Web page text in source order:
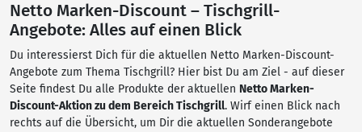
Netto Marken-Discount – Tischgrill-
Angebote: Alles auf einen Blick
Du interessierst Dich für die aktuellen Netto Marken-Discount-
Angebote zum Thema Tischgrill? Hier bist Du am Ziel - auf dieser
Seite findest Du alle Produkte der aktuellen Netto Marken-
Discount-Aktion zu dem Bereich Tischgrill. Wirf einen Blick nach
rechts auf die Übersicht, um Dir die aktuellen Sonderangebote